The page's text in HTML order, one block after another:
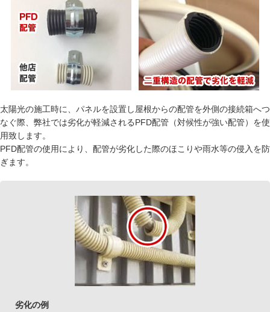
太陽光の施工時に、パネルを設置し屋根からの配管を外側の接続箱へつ
なぐ際、弊社では劣化が軽減されるPFD配管（対候性が強い配管）を使
用致します。
PFD配管の使用により、配管が劣化した際のほこりや雨水等の侵入を防
ぎます。
劣化の例